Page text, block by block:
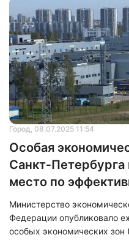
исследований и
одобрение в ходе
комиссии по
под председательством
Правительства
Город, 08.07.2025 11:54
Особая
Санкт‑Петербурга
место по
Министерство
Федерации опубликовало
особых экономических